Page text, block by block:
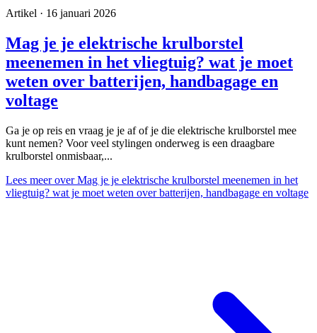
Artikel · 16 januari 2026
Mag je je elektrische krulborstel
meenemen in het vliegtuig? wat je moet
weten over batterijen, handbagage en
voltage
Ga je op reis en vraag je je af of je die elektrische krulborstel mee
kunt nemen? Voor veel stylingen onderweg is een draagbare
krulborstel onmisbaar,...
Lees meerover Mag je je elektrische krulborstel meenemen in het
vliegtuig? wat je moet weten over batterijen, handbagage en voltage